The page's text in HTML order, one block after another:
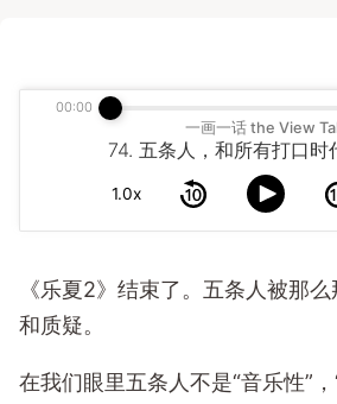
一画一话 the View
74. 五条人，和所有打口时
1.0x
00:00
《乐夏2》结束了。五条人被那么
和质疑。
在我们眼里五条人不是“音乐性”